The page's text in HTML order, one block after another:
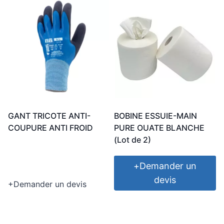
GANT TRICOTE ANTI-
COUPURE ANTI FROID
+Demander un devis
BOBINE ESSUIE-MAIN
PURE OUATE BLANCHE
(Lot de 2)
+Demander un
devis